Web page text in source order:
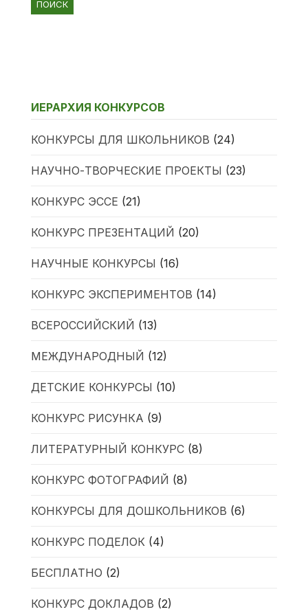
ИЕРАРХИЯ КОНКУРСОВ
КОНКУРСЫ ДЛЯ ШКОЛЬНИКОВ (24)
НАУЧНО-ТВОРЧЕСКИЕ ПРОЕКТЫ (23)
КОНКУРС ЭССЕ (21)
КОНКУРС ПРЕЗЕНТАЦИЙ (20)
НАУЧНЫЕ КОНКУРСЫ (16)
КОНКУРС ЭКСПЕРИМЕНТОВ (14)
ВСЕРОССИЙСКИЙ (13)
МЕЖДУНАРОДНЫЙ (12)
ДЕТСКИЕ КОНКУРСЫ (10)
КОНКУРС РИСУНКА (9)
ЛИТЕРАТУРНЫЙ КОНКУРС(8)
КОНКУРС ФОТОГРАФИЙ (8)
КОНКУРСЫ ДЛЯ ДОШКОЛЬНИКОВ (6)
КОНКУРС ПОДЕЛОК(4)
БЕСПЛАТНО (2)
КОНКУРС ДОКЛАДОВ (2)